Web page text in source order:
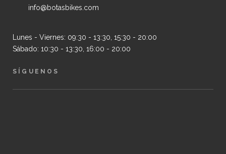
info@botasbikes.com
Lunes - Viernes: 09:30 - 13:30, 15:30 - 20:00
Sábado: 10:30 - 13:30, 16:00 - 20:00
SÍGUENOS